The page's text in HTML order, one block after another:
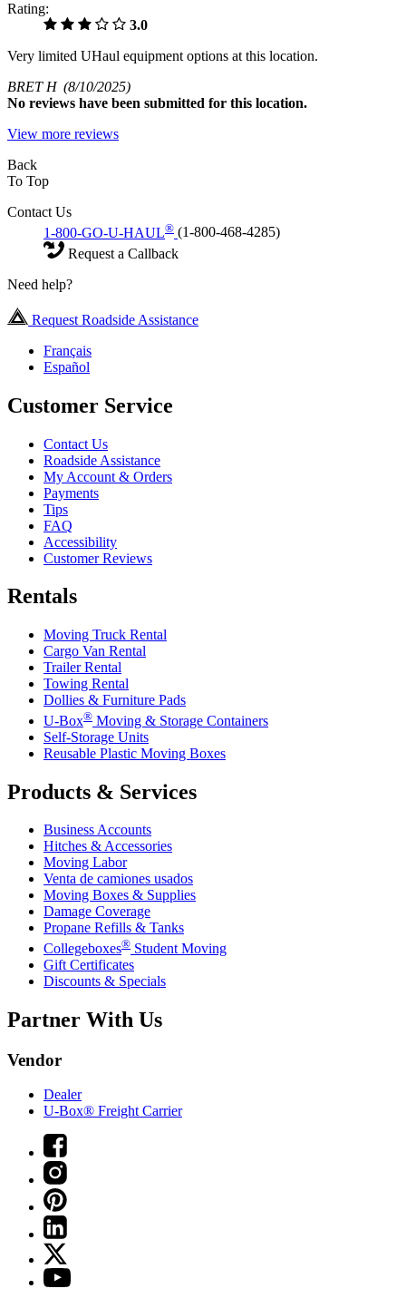
Rating:
3.0
Very limited UHaul equipment options at this location.
BRET H (8/10/2025)
No reviews have been submitted for this location.
View more reviews
Back
To Top
Contact Us
1-800-GO-U-HAUL® (1-800-468-4285)
Request a Callback
Need help?
Request Roadside Assistance
Français
Español
Customer Service
Contact Us
Roadside Assistance
My Account & Orders
Payments
Tips
FAQ
Accessibility
Customer Reviews
Rentals
Moving Truck Rental
Cargo Van Rental
Trailer Rental
Towing Rental
Dollies & Furniture Pads
U-Box® Moving & Storage Containers
Self-Storage Units
Reusable Plastic Moving Boxes
Products & Services
Business Accounts
Hitches & Accessories
Moving Labor
Venta de camiones usados
Moving Boxes & Supplies
Damage Coverage
Propane Refills & Tanks
Collegeboxes® Student Moving
Gift Certificates
Discounts & Specials
Partner With Us
Vendor
Dealer
U-Box® Freight Carrier